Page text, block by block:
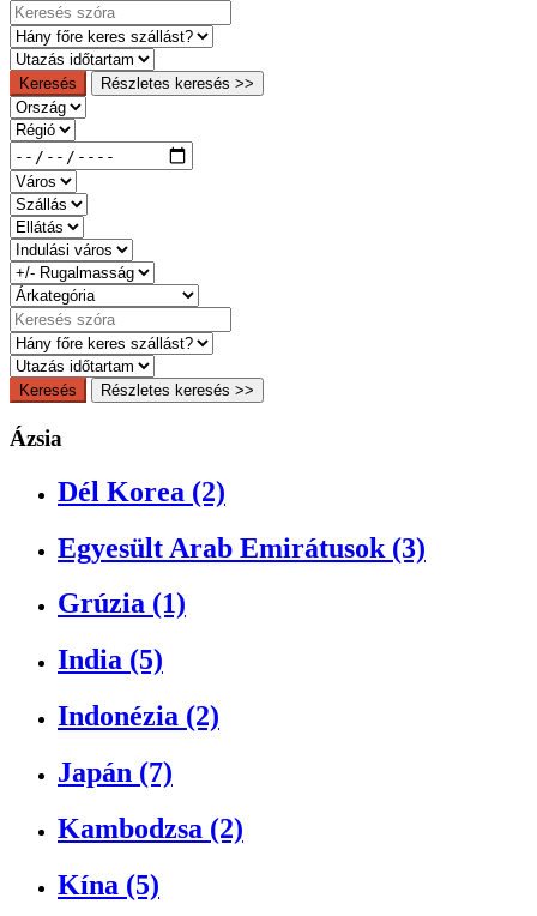
Keresés Részletes keresés >>
Keresés Részletes keresés >>
Ázsia
Dél Korea (2)
Egyesült Arab Emirátusok (3)
Grúzia (1)
India (5)
Indonézia (2)
Japán (7)
Kambodzsa (2)
Kína (5)